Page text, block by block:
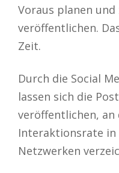
Voraus planen
veröffentlichen.
Zeit.
Durch die Social
lassen sich die
veröffentlichen,
Interaktionsrate in
Netzwerken